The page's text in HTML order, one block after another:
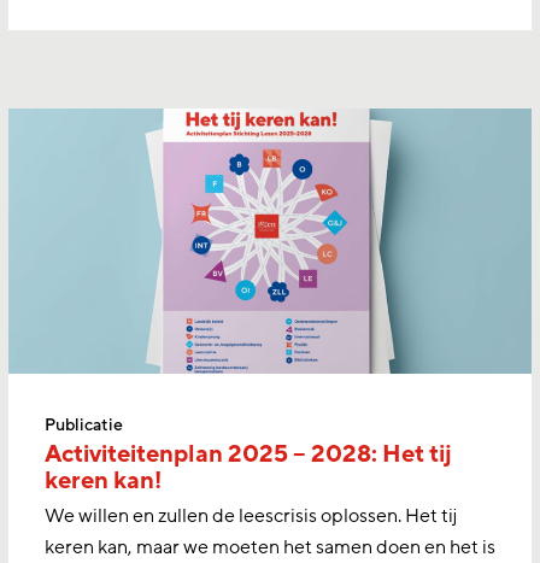
Publicatie
Activiteitenplan 2025 – 2028: Het tij
keren kan!
We willen en zullen de leescrisis oplossen. Het tij
keren kan, maar we moeten het samen doen en het is